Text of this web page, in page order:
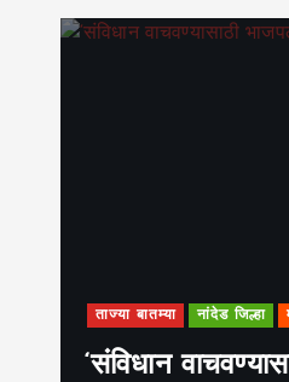
ताज्या बातम्या नांदेड जिल्हा
‘संविधान